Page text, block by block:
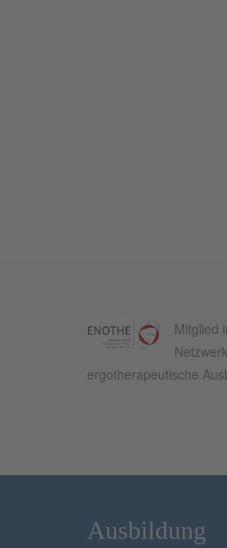
Mitglied
ergotherapeutische
Ausbildung